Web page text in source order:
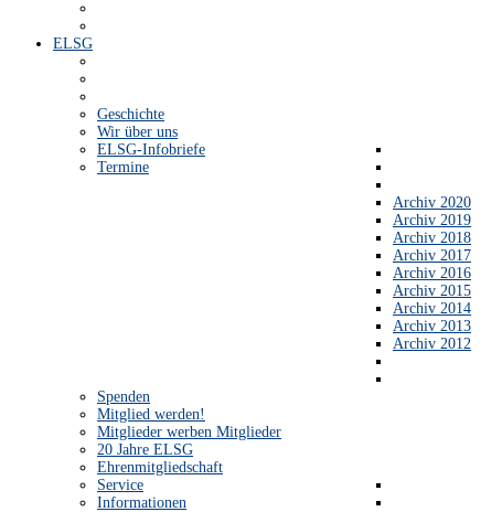
ELSG
Geschichte
Wir über uns
ELSG-Infobriefe
Termine
Archiv 2020
Archiv 2019
Archiv 2018
Archiv 2017
Archiv 2016
Archiv 2015
Archiv 2014
Archiv 2013
Archiv 2012
Spenden
Mitglied werden!
Mitglieder werben Mitglieder
20 Jahre ELSG
Ehrenmitgliedschaft
Service
Informationen